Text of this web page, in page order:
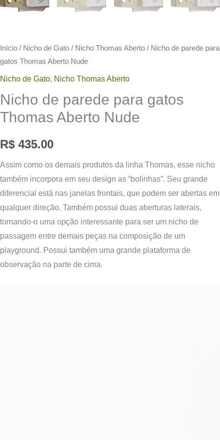
Início / Nicho de Gato / Nicho Thomas Aberto / Nicho de parede para
gatos Thomas Aberto Nude
Nicho de Gato, Nicho Thomas Aberto
Nicho de parede para gatos
Thomas Aberto Nude
R$ 435.00
Assim como os demais produtos da linha Thomas, esse nicho
também incorpora em seu design as “bolinhas”. Seu grande
diferencial está nas janelas frontais, que podem ser abertas em
qualquer direção. Também possui duas aberturas laterais,
tornando-o uma opção interessante para ser um nicho de
passagem entre demais peças na composição de um
playground. Possui também uma grande plataforma de
observação na parte de cima.